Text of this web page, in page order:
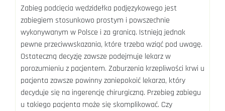
Zabieg podcięcia wędzidełka podjęzykowego jest
zabiegiem stosunkowo prostym i powszechnie
wykonywanym w Polsce i za granicą. Istnieją jednak
pewne przeciwwskazania, które trzeba wziąć pod uwagę.
Ostateczną decyzję zawsze podejmuje lekarz w
porozumieniu z pacjentem. Zaburzenia krzepliwości krwi u
pacjenta zawsze powinny zaniepokoić lekarza, który
decyduje się na ingerencję chirurgiczną. Przebieg zabiegu
u takiego pacjenta może się skomplikować. Czy